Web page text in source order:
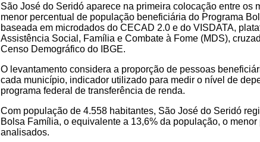
São José do Seridó aparece na primeira colocação entre os
menor percentual de população beneficiária do Programa
baseada em microdados do CECAD 2.0 e do VISDATA,
Assistência Social, Família e Combate à Fome (MDS),
Censo Demográfico do IBGE.
O levantamento considera a proporção de pessoas
cada município, indicador utilizado para medir o nível de
programa federal de transferência de renda.
Com população de 4.558 habitantes, São José do Seridó
Bolsa Família, o equivalente a 13,6% da população, o
analisados.